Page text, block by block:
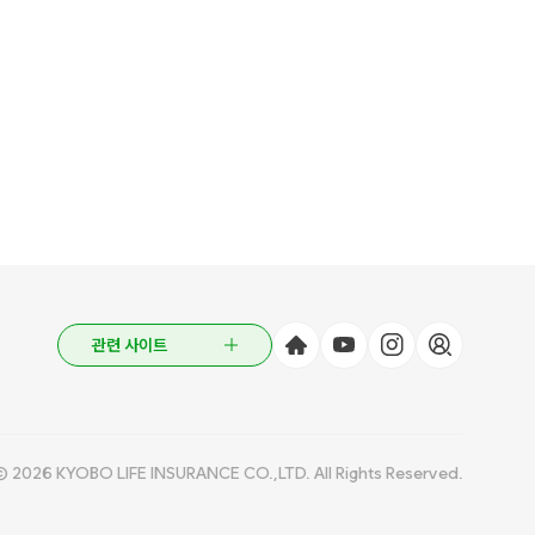
관련 사이트
2026 KYOBO LIFE INSURANCE CO.,LTD. All Rights Reserved.